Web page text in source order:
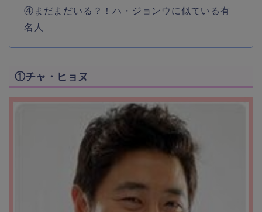
④まだまだいる？！ハ・ジョンウに似ている有
名人
①チャ・ヒョヌ